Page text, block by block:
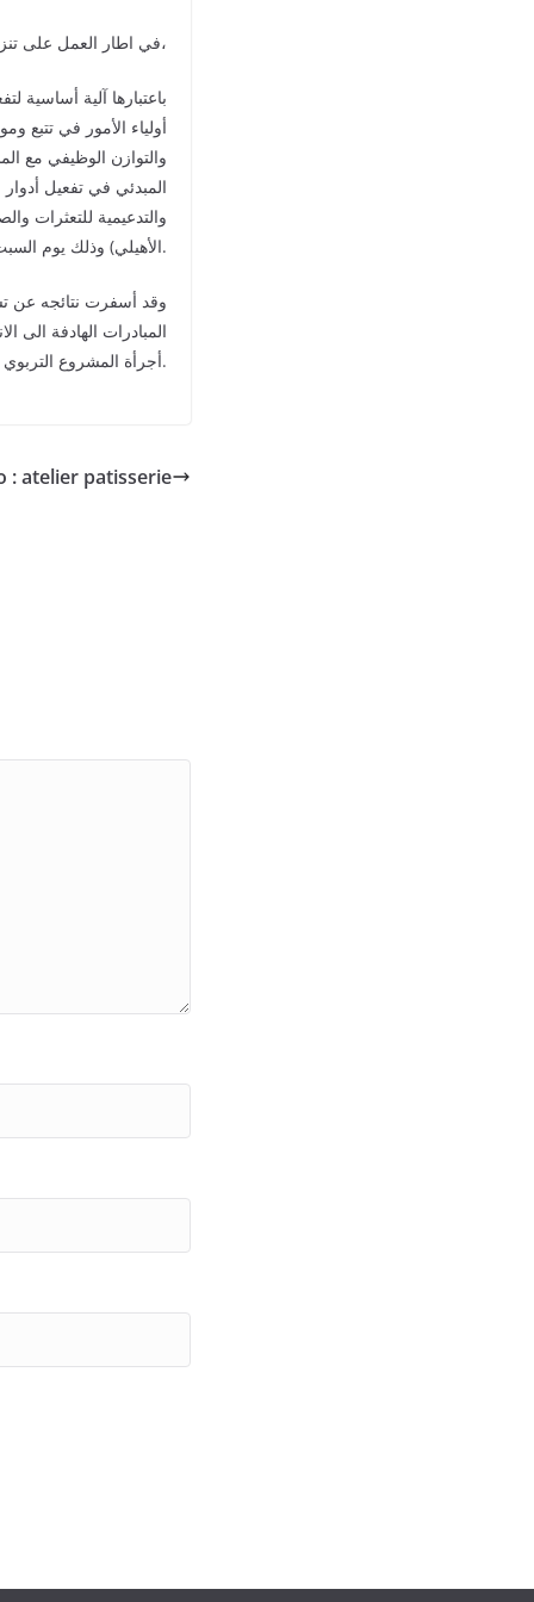
في اطار العمل على تنزيل مقتضيات استراتيجية التواصل مع أولياء أمور تلميذات وتلاميذ المؤسسة،
باعتبارها آلية أساسية
أولياء الأمور في تتبع
والتوازن الوظيفي مع
المبدئي في تفعيل
والتدعيمية للتعثرات
الأهيلي) وذلك يوم السبت 11 نونبر 2023.
المبادرات الهادفة الى
أجرأة المشروع التربوي البيداغوجي للمؤسسة في جابه المتعلق بذات الموضوع.
: atelier patisserie